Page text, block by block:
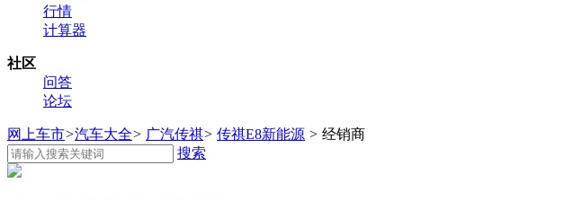
行情
计算器
社区
问答
论坛
网上车市>汽车大全> 广汽传祺> 传祺E8新能源 > 经销商
搜索